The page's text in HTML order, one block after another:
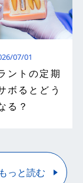
07/01
ントの定期
ボるとどう
る？
っと読む